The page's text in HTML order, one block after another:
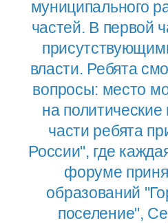
муниципального
частей. В первой
власти. Ребята
вопросы: место
на
части ребята
России", где
форуме
образований
поселение",